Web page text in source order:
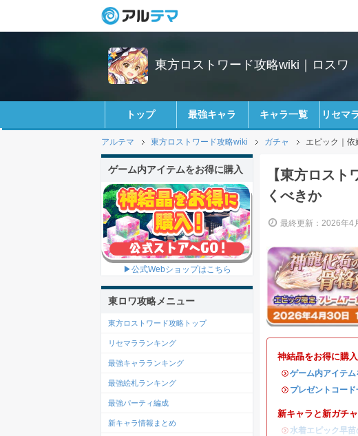
東方ロストワード攻略wiki｜ロスワ
トップ 最強キャラ キャラ一覧 リセマ
アルテマ 東方ロストワード攻略wiki ガチャ エピック｜
【東方ロスト
くべきか
最終更新：2026年4
神結晶をお得に購入
・ゲーム内アイテ
・ プレゼントコー
新キャラと新ガチャ
・ 水着エピック早苗
ゲーム内アイテムをお得に購入
▶公式Webショップはこちら
東ロワ攻略メニュー
東方ロストワード攻略トップ
リセマラランキング
最強キャラランキング
最強絵札ランキング
最強パーティ編成
新キャラ情報まとめ